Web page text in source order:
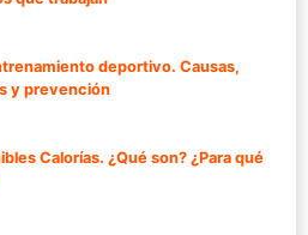
deportivo. Causas,
y prevención
Calorías. ¿Qué son? ¿Para qué